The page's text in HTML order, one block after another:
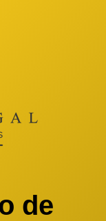
de